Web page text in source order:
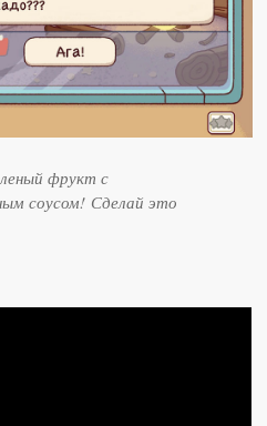
фрукт с
соусом! Сделай это